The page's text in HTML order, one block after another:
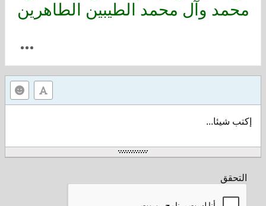
محمد وآل محمد الطيبين الطاهرين
إكتب شيئا...
التحقق